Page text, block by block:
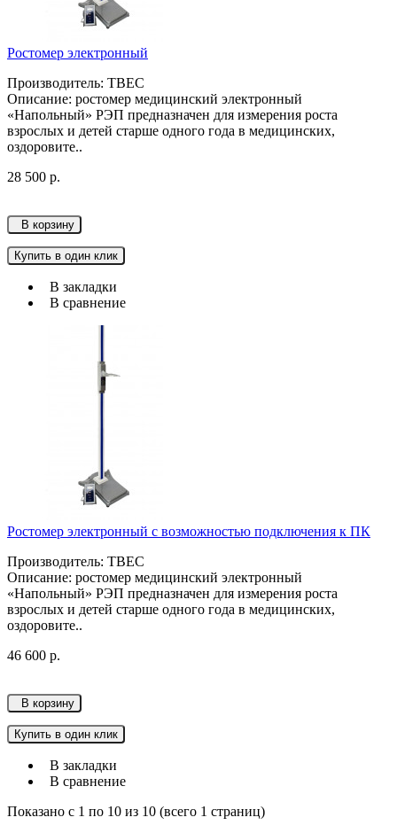
Ростомер электронный
Производитель: ТВЕС
Описание: ростомер медицинский электронный
«Напольный» РЭП предназначен для измерения роста
взрослых и детей старше одного года в медицинских,
оздоровите..
28 500 р.
В корзину
Купить в один клик
В закладки
В сравнение
Ростомер электронный с возможностью подключения к ПК
Производитель: ТВЕС
Описание: ростомер медицинский электронный
«Напольный» РЭП предназначен для измерения роста
взрослых и детей старше одного года в медицинских,
оздоровите..
46 600 р.
В корзину
Купить в один клик
В закладки
В сравнение
Показано с 1 по 10 из 10 (всего 1 страниц)